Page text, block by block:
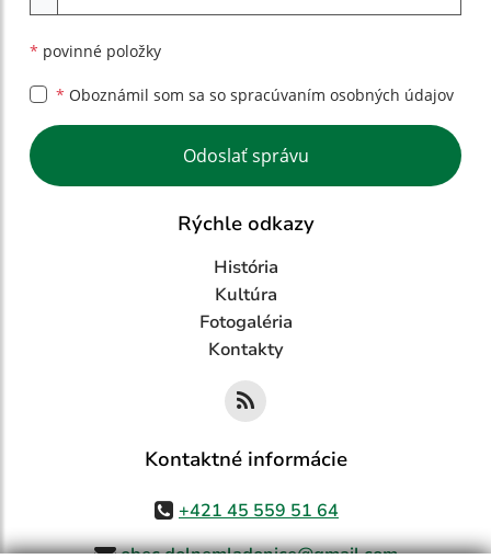
* povinné položky
* Oboznámil som sa so spracúvaním osobných údajov
Google reCaptcha Response
Odoslať správu
Rýchle odkazy
História
Kultúra
Fotogaléria
Kontakty
Kontaktné informácie
+421 45 559 51 64